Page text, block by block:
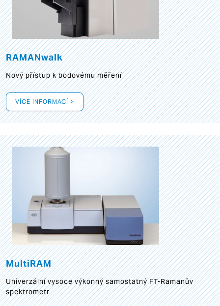
RAMANwalk
Nový přístup k bodovému měření
VÍCE INFORMACÍ >
MultiRAM
Univerzální vysoce výkonný samostatný FT-Ramanův
spektrometr